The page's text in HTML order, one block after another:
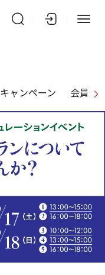
キャンペーン 会員特